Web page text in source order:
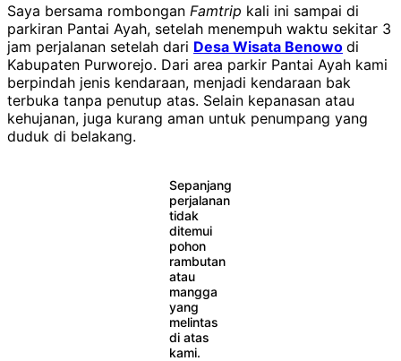
Saya bersama rombongan Famtrip kali ini sampai di
parkiran Pantai Ayah, setelah menempuh waktu sekitar 3
jam perjalanan setelah dari Desa Wisata Benowo di
Kabupaten Purworejo. Dari area parkir Pantai Ayah kami
berpindah jenis kendaraan, menjadi kendaraan bak
terbuka tanpa penutup atas. Selain kepanasan atau
kehujanan, juga kurang aman untuk penumpang yang
duduk di belakang.
Sepanjang
perjalanan
tidak
ditemui
pohon
rambutan
atau
mangga
yang
melintas
di atas
kami.